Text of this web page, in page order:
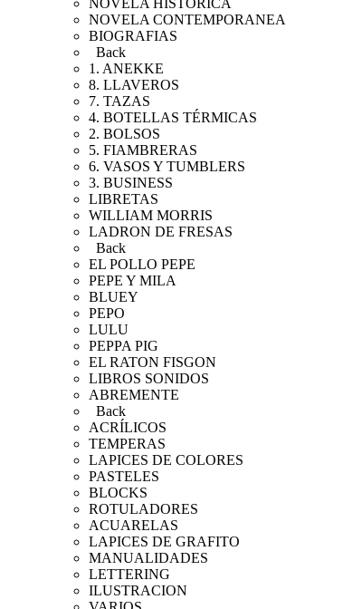
NOVELA CONTEMPORANEA
BIOGRAFIAS
Back
1. ANEKKE
8. LLAVEROS
7. TAZAS
4. BOTELLAS TÉRMICAS
2. BOLSOS
5. FIAMBRERAS
6. VASOS Y TUMBLERS
3. BUSINESS
LIBRETAS
WILLIAM MORRIS
LADRON DE FRESAS
Back
EL POLLO PEPE
PEPE Y MILA
BLUEY
PEPO
LULU
PEPPA PIG
EL RATON FISGON
LIBROS SONIDOS
ABREMENTE
Back
ACRÍLICOS
TEMPERAS
LAPICES DE COLORES
PASTELES
BLOCKS
ROTULADORES
ACUARELAS
LAPICES DE GRAFITO
MANUALIDADES
LETTERING
ILUSTRACION